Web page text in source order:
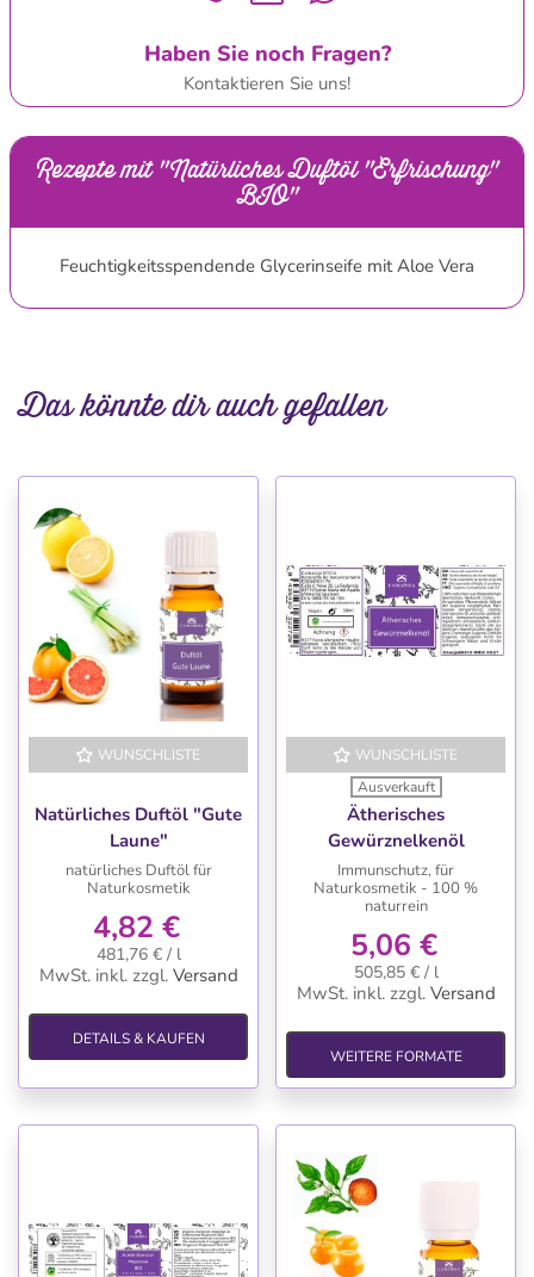
Haben Sie noch Fragen?
Kontaktieren Sie uns!
Rezepte mit "Natürliches Duftöl "Erfrischung"
BIO"
Feuchtigkeitsspendende Glycerinseife mit Aloe Vera
Das könnte dir auch gefallen
WUNSCHLISTE
Natürliches Duftöl "Gute
Laune"
natürliches Duftöl für
Naturkosmetik
4,82 €
481,76 € / l
MwSt. inkl. zzgl. Versand
DETAILS & KAUFEN
WUNSCHLISTE
Ausverkauft
Ätherisches
Gewürznelkenöl
Immunschutz, für
Naturkosmetik - 100 %
naturrein
5,06 €
505,85 € / l
MwSt. inkl. zzgl. Versand
WEITERE FORMATE